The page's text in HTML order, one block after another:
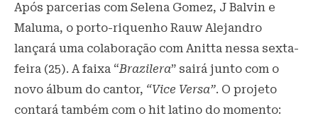
Após parcerias com Selena Gomez, J Balvin e
Maluma, o porto-riquenho Rauw Alejandro
lançará uma colaboração com Anitta nessa sexta-
feira (25). A faixa “Brazilera” sairá junto com o
novo álbum do cantor, “Vice Versa”. O projeto
contará também com o hit latino do momento: